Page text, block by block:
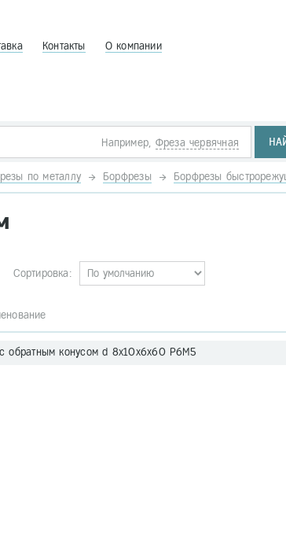
Контакты О компании
Например, Фреза червячная
по металлу Борфрезы Борфрезы
Сортировка:
конусом d 8х10х6х60 Р6М5